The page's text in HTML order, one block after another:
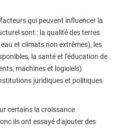
qui peuvent influencer la
sont : la qualité des terres
et climats non extrêmes), les
la santé et l'éducation de
machines et logiciels)
juridiques et politiques
certains la croissance
ils ont essayé d'ajouter des